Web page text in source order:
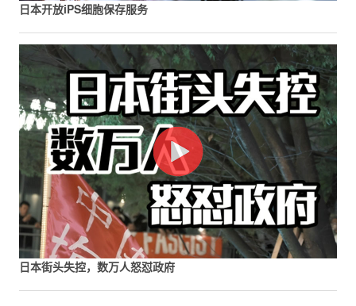
日本开放iPS细胞保存服务
日本街头失控，数万人怒怼政府